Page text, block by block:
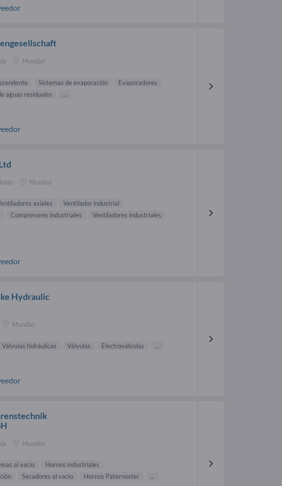
Mundial
Sistemas de evaporación
Evaporadores
aguas residuales
...
Mundial
axiales
Ventilador industrial
Compresores industriales
Ventiladores industriales
Hydraulic
Mundial
Válvulas hidráulicas Válvulas Electroválvulas ...
Mundial
al vacío
Hornos industriales
Secadores al vacío Hornos Paternoster ...